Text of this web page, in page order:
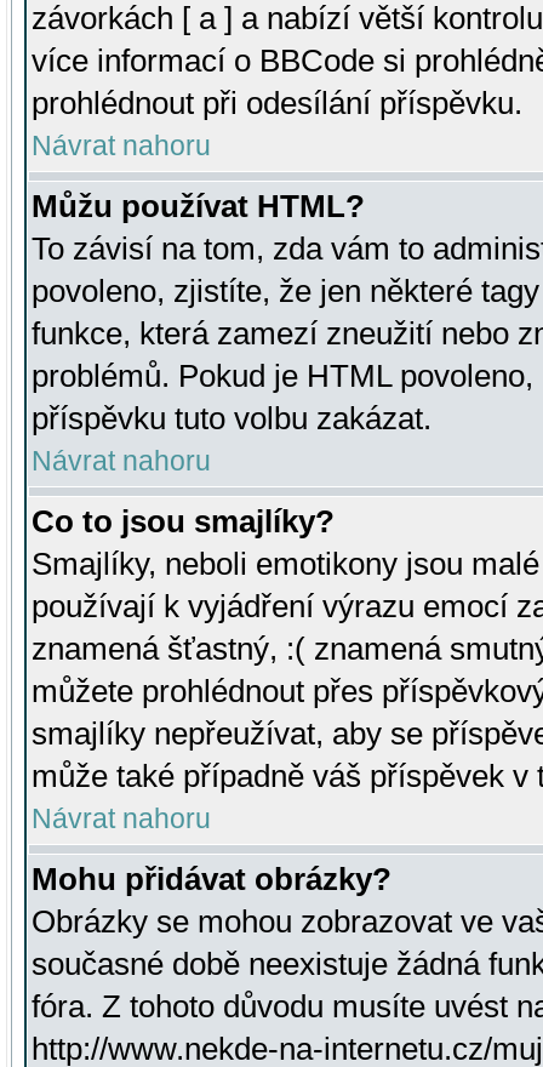
závorkách [ a ] a nabízí větší
více informací o BBCode si
prohlédnout při odesílání příspěvku.
Návrat nahoru
Můžu používat HTML?
To závisí na tom, zda vám to
povoleno, zjistíte, že jen některé
funkce, která zamezí zneužití nebo
problémů. Pokud je HTML
příspěvku tuto volbu zakázat.
Návrat nahoru
Co to jsou smajlíky?
Smajlíky, neboli emotikony jsou
používají k vyjádření výrazu emocí
znamená šťastný, :( znamená
můžete prohlédnout přes
smajlíky nepřeužívat, aby se
může také případně váš příspěvek v
Návrat nahoru
Mohu přidávat obrázky?
Obrázky se mohou zobrazovat ve
současné době neexistuje žádná
fóra. Z tohoto důvodu musíte uvést
http://www.nekde-na-internetu.cz/